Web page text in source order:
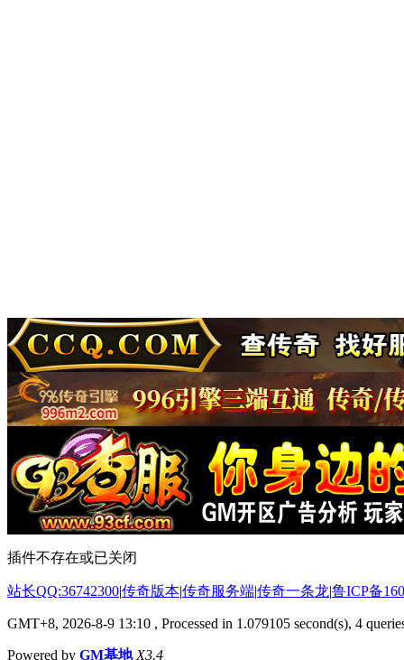
插件不存在或已关闭
站长QQ:36742300|传奇版本|传奇服务端|传奇一条龙|鲁ICP备
GMT+8, 2026-8-9 13:10 , Processed in 1.079105 second(s), 4
Powered by GM基地 X3.4